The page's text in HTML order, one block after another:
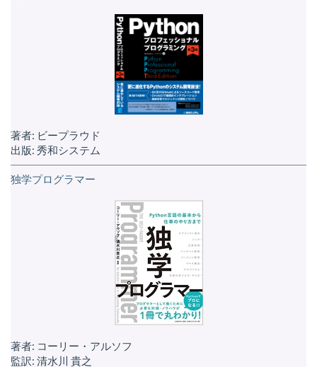
著者: ビープラウド
出版: 秀和システム
独学プログラマー
著者: コーリー・アルソフ
監訳: 清水川 貴之